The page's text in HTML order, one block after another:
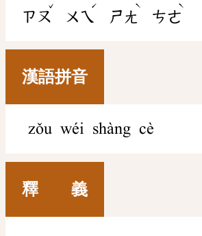
ㄗㄡ
ˇ
ㄨㄟ
ˊ
ㄕㄤ
ˋ
ㄘㄜ
ˋ
漢語拼音
zǒu wéi shàng cè
釋 義